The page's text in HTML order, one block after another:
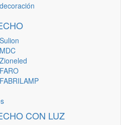
CON LUZ